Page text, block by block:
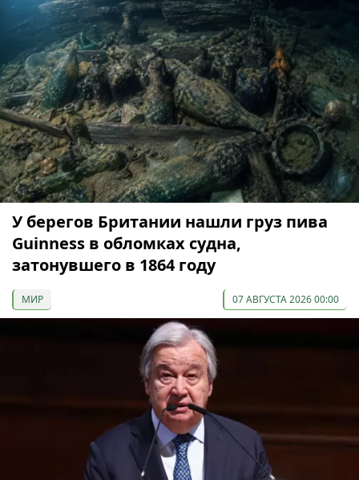
У берегов Британии нашли груз пива
Guinness в обломках судна,
затонувшего в 1864 году
МИР 07 АВГУСТА 2026 00:00